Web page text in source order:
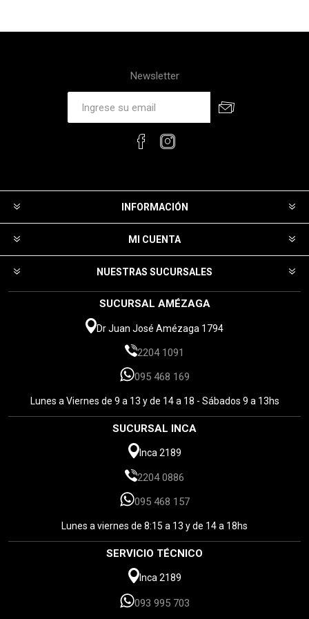
Newsletter
INFORMACIÓN
MI CUENTA
NUESTRAS SUCURSALES
SUCURSAL AMÉZAGA
Dr Juan José Amézaga 1794
2204 1091
095 468 169
Lunes a Viernes de 9 a 13 y de 14 a 18 - Sábados 9 a 13hs
SUCURSAL INCA
Inca 2189
2204 0886
095 468 157
Lunes a viernes de 8:15 a 13 y de 14 a 18hs
SERVICIO TÉCNICO
Inca 2189
093 995 703